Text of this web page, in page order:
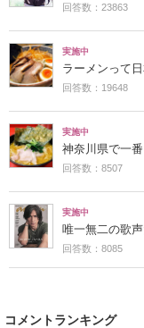
回答数：23863
実施中
ラーメンって
回答数：19648
実施中
神奈川県で一
回答数：8507
実施中
唯一無二の歌
回答数：8085
コメントランキング